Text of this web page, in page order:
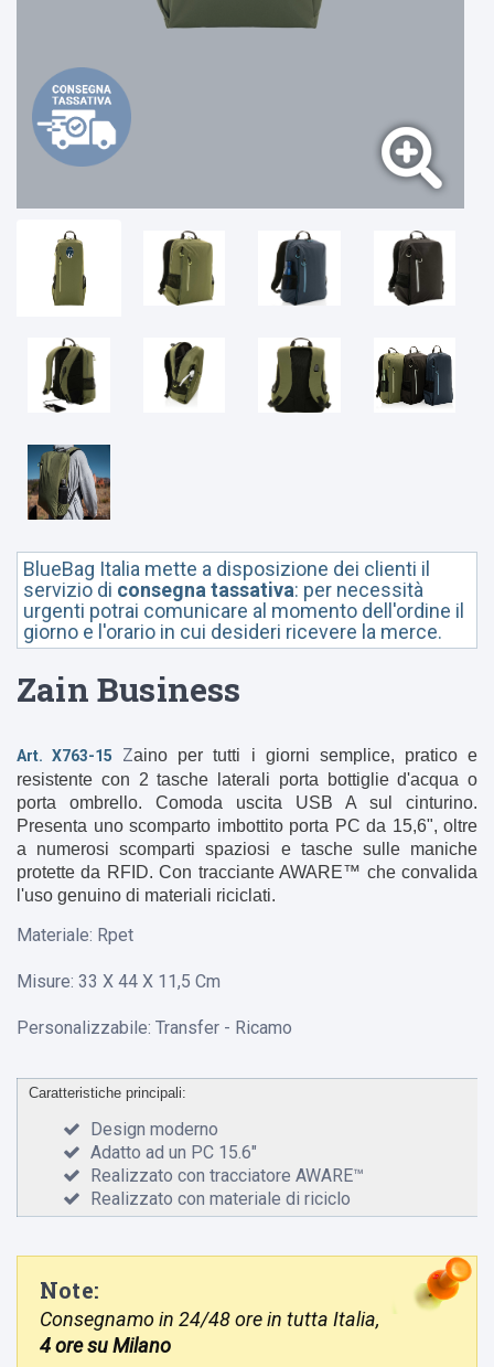
BlueBag Italia mette a disposizione dei clienti il
servizio di consegna tassativa: per necessità
urgenti potrai comunicare al momento dell'ordine il
giorno e l'orario in cui desideri ricevere la merce.
Zain Business
Art. X763-15 Zaino per tutti i giorni semplice, pratico e
resistente con 2 tasche laterali porta bottiglie d'acqua o
porta ombrello. Comoda uscita USB A sul cinturino.
Presenta uno scomparto imbottito porta PC da 15,6", oltre
a numerosi scomparti spaziosi e tasche sulle maniche
protette da RFID. Con tracciante AWARE™ che convalida
l'uso genuino di materiali riciclati.
Materiale: Rpet
Misure: 33 X 44 X 11,5 Cm
Personalizzabile: Transfer - Ricamo
Caratteristiche principali:
Design moderno
Adatto ad un PC 15.6"
Realizzato con tracciatore AWARE™
Realizzato con materiale di riciclo
Note:
Consegnamo in 24/48 ore in tutta Italia,
4 ore su Milano